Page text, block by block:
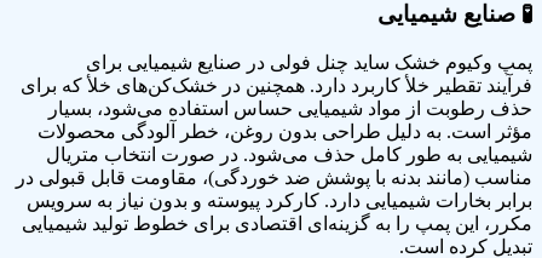
🧪 صنایع شیمیایی
پمپ وکیوم خشک ساید چنل فولی در صنایع شیمیایی برای
فرآیند تقطیر خلأ کاربرد دارد. همچنین در خشک‌کن‌های خلأ که برای
حذف رطوبت از مواد شیمیایی حساس استفاده می‌شود، بسیار
مؤثر است. به دلیل طراحی بدون روغن، خطر آلودگی محصولات
شیمیایی به طور کامل حذف می‌شود. در صورت انتخاب متریال
مناسب (مانند بدنه با پوشش ضد خوردگی)، مقاومت قابل قبولی در
برابر بخارات شیمیایی دارد. کارکرد پیوسته و بدون نیاز به سرویس
مکرر، این پمپ را به گزینه‌ای اقتصادی برای خطوط تولید شیمیایی
تبدیل کرده است.